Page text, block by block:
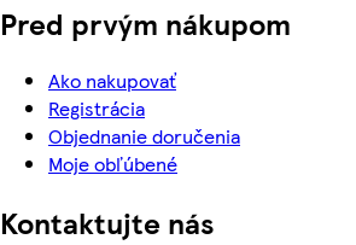
Pred prvým nákupom
Ako nakupovať
Registrácia
Objednanie doručenia
Moje obľúbené
Kontaktujte nás